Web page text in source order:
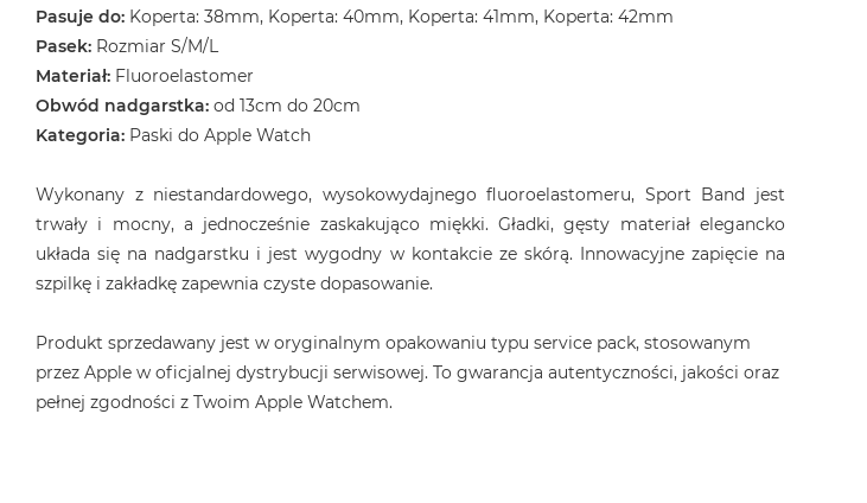
Pasuje do: Koperta: 38mm, Koperta: 40mm, Koperta: 41mm, Koperta: 42mm
Pasek: Rozmiar S/M/L
Materiał: Fluoroelastomer
Obwód nadgarstka: od 13cm do 20cm
Kategoria: Paski do Apple Watch
Wykonany z niestandardowego, wysokowydajnego fluoroelastomeru, Sport Band jest
trwały i mocny, a jednocześnie zaskakująco miękki. Gładki, gęsty materiał elegancko
układa się na nadgarstku i jest wygodny w kontakcie ze skórą. Innowacyjne zapięcie na
szpilkę i zakładkę zapewnia czyste dopasowanie.
Produkt sprzedawany jest w oryginalnym opakowaniu typu service pack, stosowanym
przez Apple w oficjalnej dystrybucji serwisowej. To gwarancja autentyczności, jakości oraz
pełnej zgodności z Twoim Apple Watchem.